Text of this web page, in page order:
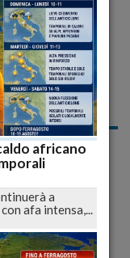
01
africano
a
afa intensa,...